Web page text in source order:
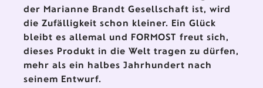
der Marianne Brandt Gesellschaft ist, wird
die Zufälligkeit schon kleiner. Ein Glück
bleibt es allemal und FORMOST freut sich,
dieses Produkt in die Welt tragen zu dürfen,
mehr als ein halbes Jahrhundert nach
seinem Entwurf.